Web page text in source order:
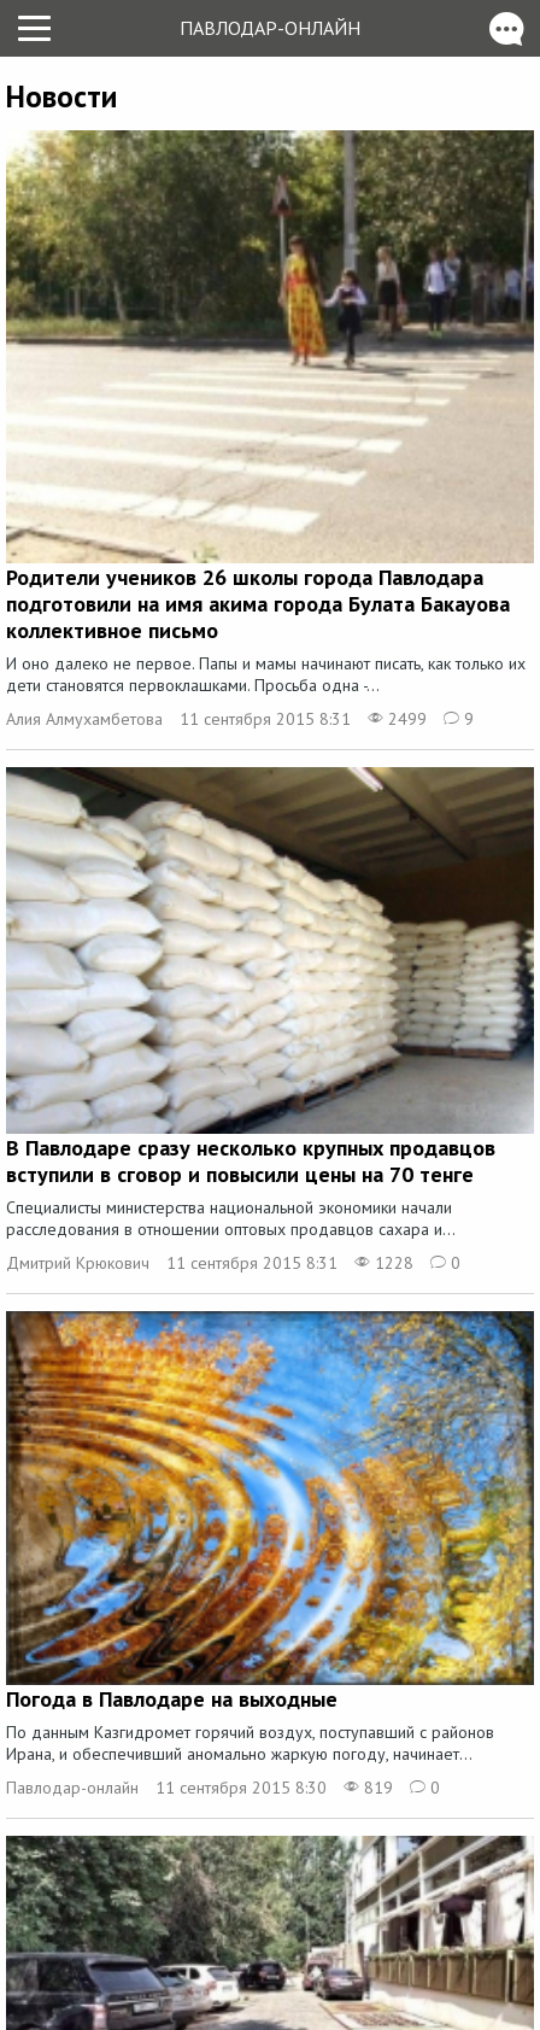
ПАВЛОДАР-ОНЛАЙН
Новости
Родители учеников 26 школы города Павлодара
подготовили на имя акима города Булата Бакауова
коллективное письмо
И оно далеко не первое. Папы и мамы начинают писать, как только их
дети становятся первоклашками. Просьба одна -...
Алия Алмухамбетова
11 сентября 2015 8:31 2499 9
В Павлодаре сразу несколько крупных продавцов
вступили в сговор и повысили цены на 70 тенге
Специалисты министерства национальной экономики начали
расследования в отношении оптовых продавцов сахара и...
Дмитрий Крюкович
11 сентября 2015 8:31 1228 0
Погода в Павлодаре на выходные
По данным Казгидромет горячий воздух, поступавший с районов
Ирана, и обеспечивший аномально жаркую погоду, начинает...
Павлодар-онлайн
11 сентября 2015 8:30 819 0